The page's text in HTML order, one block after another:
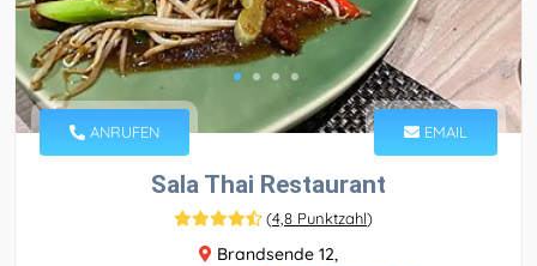
ANRUFEN EMAIL
Sala Thai Restaurant
(4,8 Punktzahl)
Brandsende 12,